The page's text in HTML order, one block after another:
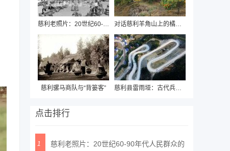
慈利老照片：20世纪60-90年代人民群众的精 对话慈利羊角山上的橘园老板
慈利骡马商队与“背篓客” 慈利县雷雨垭：古代兵家必争的湘西重地
点击排行
1 慈利老照片：20世纪60-90年代人民群众的